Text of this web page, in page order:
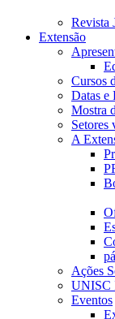
Revista
Extensão
Cursos
Datas e
Mostra
Setores
A
Ações
UNISC
Eventos